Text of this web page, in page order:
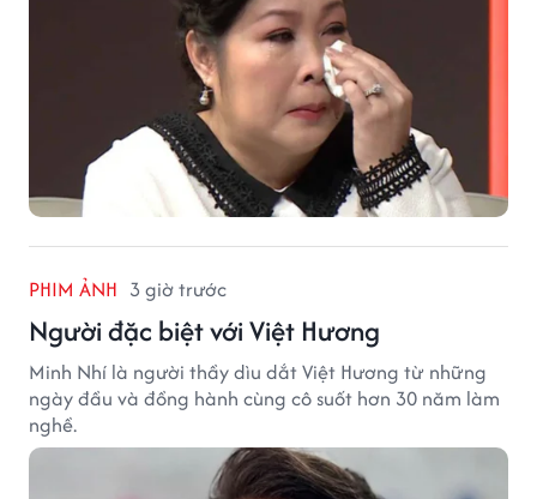
PHIM ẢNH 3 giờ trước
Người đặc biệt với Việt Hương
Minh Nhí là người thầy dìu dắt Việt Hương từ những
ngày đầu và đồng hành cùng cô suốt hơn 30 năm làm
nghề.